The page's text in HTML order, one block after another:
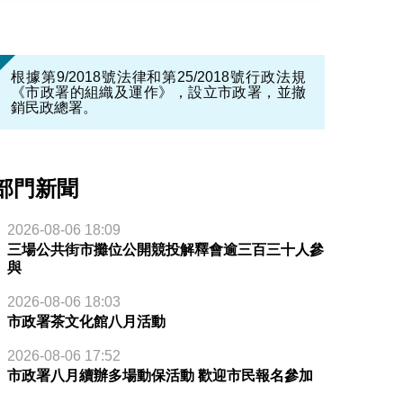
根據第9/2018號法律和第25/2018號行政法規
《市政署的組織及運作》，設立市政署，並撤
銷民政總署。
門新聞
2026-08-06 18:09
三場公共街市攤位公開競投解釋會逾三百三十人參
與
2026-08-06 18:03
市政署茶文化館八月活動
2026-08-06 17:52
市政署八月續辦多場動保活動 歡迎市民報名參加